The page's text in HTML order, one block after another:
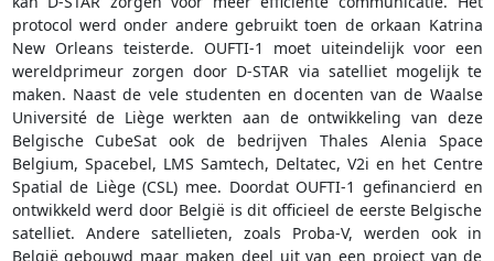
protocol werd onder andere gebruikt toen de orkaan Katrina
New Orleans teisterde. OUFTI-1 moet uiteindelijk voor een
wereldprimeur zorgen door D-STAR via satelliet mogelijk te
maken. Naast de vele studenten en docenten van de Waalse
Université de Liège werkten aan de ontwikkeling van deze
Belgische CubeSat ook de bedrijven Thales Alenia Space
Belgium, Spacebel, LMS Samtech, Deltatec, V2i en het Centre
Spatial de Liège (CSL) mee. Doordat OUFTI-1 gefinancierd en
ontwikkeld werd door België is dit officieel de eerste Belgische
satelliet. Andere satellieten, zoals Proba-V, werden ook in
België gebouwd maar maken deel uit van een project van de